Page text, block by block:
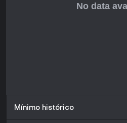
não tenham surgido grandes
Mínimo histórico